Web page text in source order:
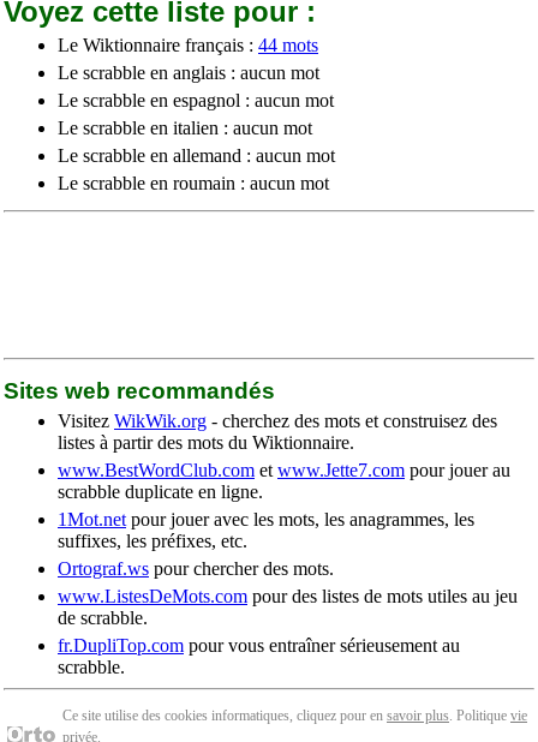
Voyez cette liste pour :
Le Wiktionnaire français : 44 mots
Le scrabble en anglais : aucun mot
Le scrabble en espagnol : aucun mot
Le scrabble en italien : aucun mot
Le scrabble en allemand : aucun mot
Le scrabble en roumain : aucun mot
Sites web recommandés
Visitez WikWik.org - cherchez des mots et construisez des
listes à partir des mots du Wiktionnaire.
www.BestWordClub.com et www.Jette7.com pour jouer au
scrabble duplicate en ligne.
1Mot.net pour jouer avec les mots, les anagrammes, les
suffixes, les préfixes, etc.
Ortograf.ws pour chercher des mots.
www.ListesDeMots.com pour des listes de mots utiles au jeu
de scrabble.
fr.DupliTop.com pour vous entraîner sérieusement au
scrabble.
Ce site utilise des cookies informatiques, cliquez pour en savoir plus. Politique vie
privée.